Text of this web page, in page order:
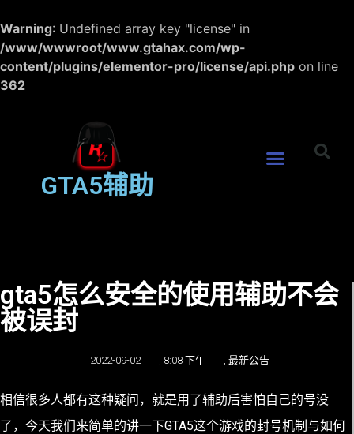
Warning: Undefined array key "license" in
/www/wwwroot/www.gtahax.com/wp-
content/plugins/elementor-pro/license/api.php on line
362
GTA5辅助
gta5怎么安全的使用辅助不会
被误封
2022-09-02 8:08 下午 最新公告
相信很多人都有这种疑问，就是用了辅助后害怕自己的号没
了，今天我们来简单的讲一下GTA5这个游戏的封号机制与如何